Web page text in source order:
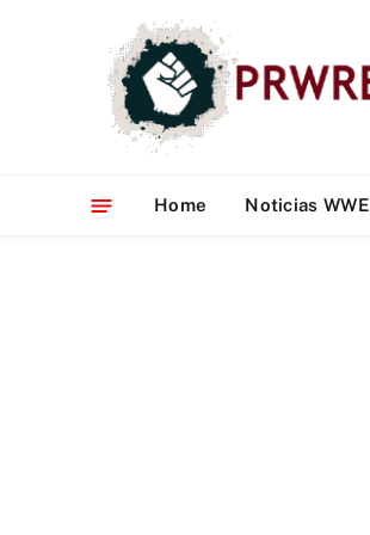
Home Noticias WWE